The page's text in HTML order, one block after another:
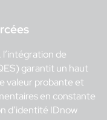
de
garantit un haut
valeur probante et
en constante
d’identité IDnow